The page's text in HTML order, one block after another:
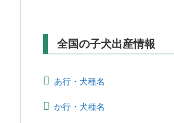
全国の子犬出産情報
あ行・犬種名
か行・犬種名